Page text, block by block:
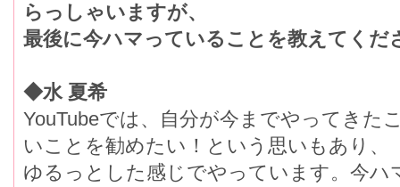
らっしゃいますが、
最後に今ハマっていることを教えてくだ
◆水 夏希
YouTubeでは、自分が今までやってきた
いことを勧めたい！という思いもあり、
ゆるっとした感じでやっています。今